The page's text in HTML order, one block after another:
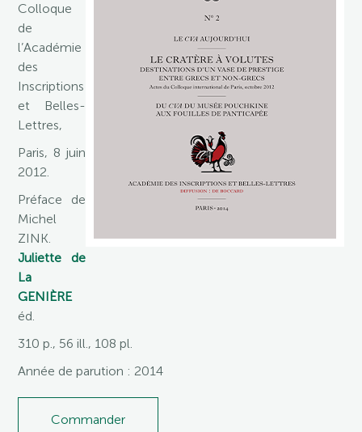
Colloque
de
l’Académie
des
Inscriptions
et Belles-
Lettres,
Paris, 8 juin
2012.
Préface de
Michel
ZINK.
Juliette de
La
GENIÈRE
éd.
310 p., 56 ill., 108 pl.
Année de parution : 2014
Commander